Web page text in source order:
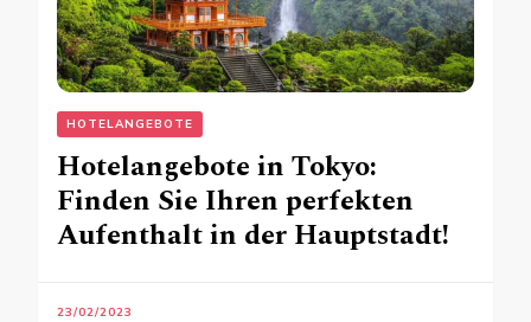
HOTELANGEBOTE
Hotelangebote in Tokyo:
Finden Sie Ihren perfekten
Aufenthalt in der Hauptstadt!
23/02/2023